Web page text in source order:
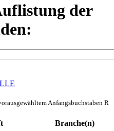
der
Anfangsbuchstaben R
Branche(n)